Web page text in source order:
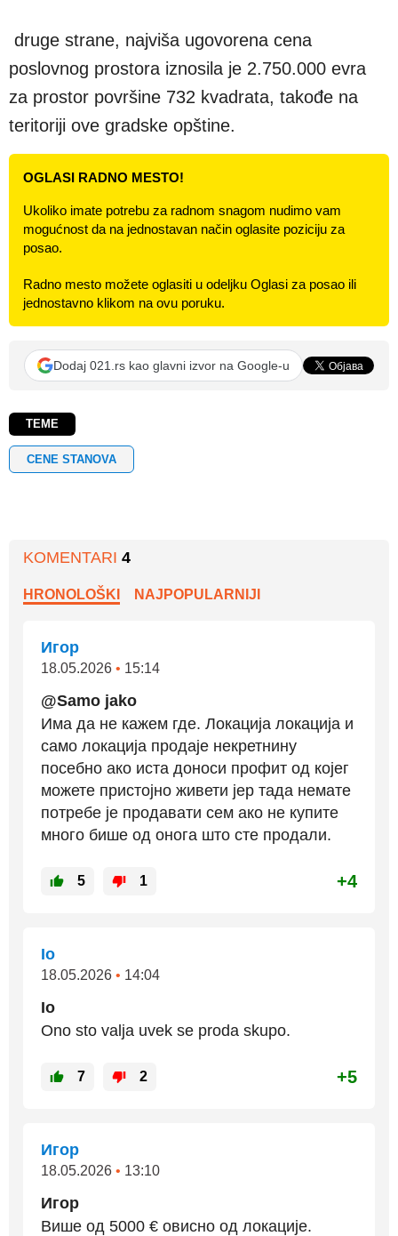
druge strane, najviša ugovorena cena
poslovnog prostora iznosila je 2.750.000 evra
za prostor površine 732 kvadrata, takođe na
teritoriji ove gradske opštine.
OGLASI RADNO MESTO!
Ukoliko imate potrebu za radnom snagom nudimo vam
mogućnost da na jednostavan način oglasite poziciju za
posao.
Radno mesto možete oglasiti u odeljku Oglasi za posao ili
jednostavno klikom na ovu poruku.
Dodaj 021.rs kao glavni izvor na Google-u
TEME
CENE STANOVA
KOMENTARI 4
HRONOLOŠKI NAJPOPULARNIJI
Игор
18.05.2026 • 15:14
@Samo jako
Има да не кажем где. Локација локација и
само локација продаје некретнину
посебно ако иста доноси профит од којег
можете пристојно живети јер тада немате
потребе је продавати сем ако не купите
много бише од онога што сте продали.
5 1 +4
Io
18.05.2026 • 14:04
Io
Ono sto valja uvek se proda skupo.
7 2 +5
Игор
18.05.2026 • 13:10
Игор
Више од 5000 € овисно од локације.